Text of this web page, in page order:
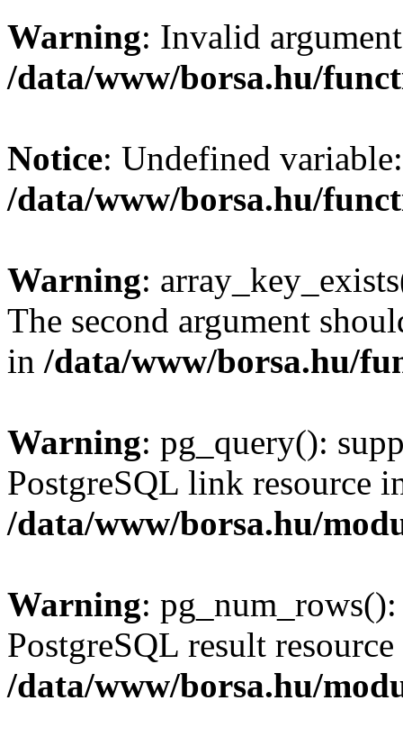
Warning: Invalid
/data/www/borsa.hu/
Notice: Undefined
/data/www/borsa.hu/
Warning:
The second argument
in /data/www/borsa.hu/
Warning: pg_query():
PostgreSQL link resource
/data/www/borsa.hu/
Warning:
PostgreSQL result
/data/www/borsa.hu/